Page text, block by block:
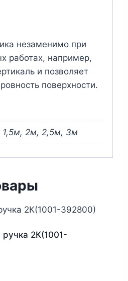
незаменимо при
работах, например,
и позволяет
поверхности.
1,5м, 2м, 2,5м, 3м
2К(1001-